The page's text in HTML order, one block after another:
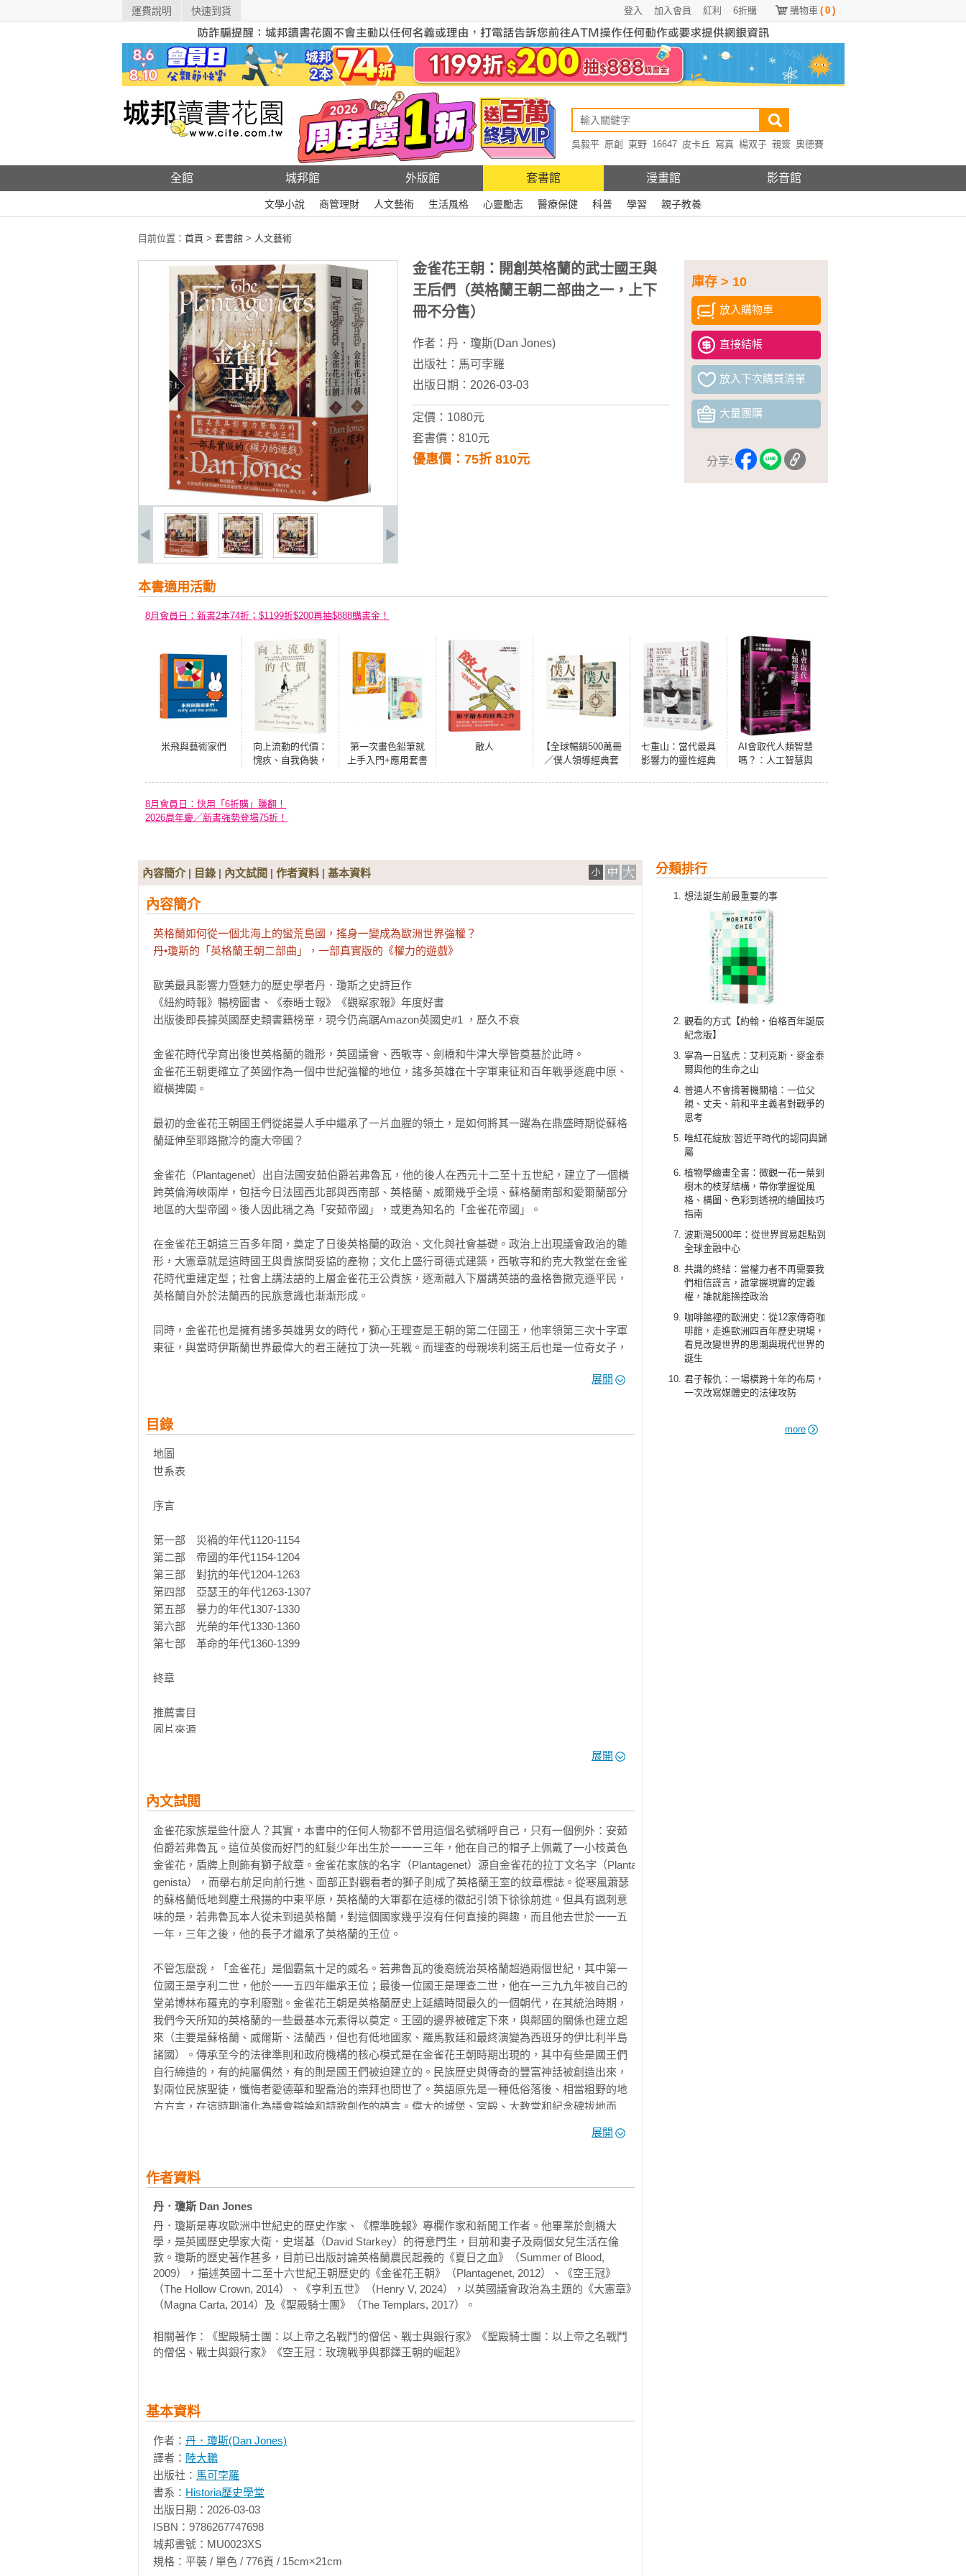
運費說明 快速到貨 購物車 ( 0 )
6折購
紅利
加入會員
登入
吳毅平 原創 東野 16647 皮卡丘 寫真 楊双子 親簽 奧德賽
全館 城邦館 外版館 套書館 漫畫館 影音館
文學小說 商管理財 人文藝術 生活風格 心靈勵志 醫療保健 科普 學習 親子教養
目前位置： 首頁 > 套書館 > 人文藝術
庫存 > 10
放入購物車
直接結帳
放入下次購買清單
大量團購
分享:
金雀花王朝：開創英格蘭的武士國王與
王后們（英格蘭王朝二部曲之一，上下
冊不分售）
作者： 丹．瓊斯(Dan Jones)
出版社： 馬可孛羅
出版日期：2026-03-03
定價：1080元
套書價：810元
優惠價：75折 810元
本書適用活動
8月會員日：新書2本74折；$1199折$200再抽$888購書金！
米飛與藝術家們
向上流動的代價：
愧疚、自我偽裝，
翻身故事沒告訴你
的隱形犧牲
第一次畫色鉛筆就
上手入門+應用套書
敵人
【全球暢銷500萬冊
／僕人領導經典套
七重山：當代最具
影響力的靈性經典
AI會取代人類智慧
嗎？：人工智慧與
8月會員日：快用「6折購」賺翻！
2026周年慶／新書強勢登場75折！
分類排行
想法誕生前最重要的事
觀看的方式【約翰‧伯格百年誕辰
紀念版】
寧為一日猛虎：艾利克斯．麥金泰
爾與他的生命之山
普通人不會揹著機關槍：一位父
親、丈夫、前和平主義者對戰爭的
思考
唯紅花綻放:習近平時代的認同與歸
屬
植物學繪畫全書：微觀一花一葉到
樹木的枝芽結構，帶你掌握從風
格、構圖、色彩到透視的繪圖技巧
指南
波斯灣5000年：從世界貿易起點到
全球金融中心
共識的終結：當權力者不再需要我
們相信謊言，誰掌握現實的定義
權，誰就能操控政治
咖啡館裡的歐洲史：從12家傳奇咖
啡館，走進歐洲四百年歷史現場，
看見改變世界的思潮與現代世界的
誕生
君子報仇：一場橫跨十年的布局，
一次改寫媒體史的法律攻防
more
內容簡介| 目錄 | 內文試閱 | 作者資料 | 基本資料
內容簡介
英格蘭如何從一個北海上的蠻荒島國，搖身一變成為歐洲世界強權？
丹•瓊斯的「英格蘭王朝二部曲」，一部真實版的《權力的遊戲》
歐美最具影響力暨魅力的歷史學者丹．瓊斯之史詩巨作
《紐約時報》暢榜圖書、《泰晤士報》《觀察家報》年度好書
出版後即長據英國歷史類書籍榜單，現今仍高踞Amazon英國史#1 ，歷久不衰
金雀花時代孕育出後世英格蘭的雛形，英國議會、西敏寺、劍橋和牛津大學皆奠基於此時。
金雀花王朝更確立了英國作為一個中世紀強權的地位，諸多英雄在十字軍東征和百年戰爭逐鹿中原、
縱橫捭闔。
最初的金雀花王朝國王們從諾曼人手中繼承了一片血腥的領土，是如何將其一躍為在鼎盛時期從蘇格
蘭延伸至耶路撒冷的龐大帝國？
金雀花（Plantagenet）出自法國安茹伯爵若弗魯瓦，他的後人在西元十二至十五世紀，建立了一個橫
跨英倫海峽兩岸，包括今日法國西北部與西南部、英格蘭、威爾幾乎全境、蘇格蘭南部和愛爾蘭部分
地區的大型帝國。後人因此稱之為「安茹帝國」，或更為知名的「金雀花帝國」。
在金雀花王朝這三百多年間，奠定了日後英格蘭的政治、文化與社會基礎。政治上出現議會政治的雛
形，大憲章就是這時國王與貴族間妥協的產物；文化上盛行哥德式建築，西敏寺和約克大教堂在金雀
花時代重建定型；社會上講法語的上層金雀花王公貴族，逐漸融入下層講英語的盎格魯撒克遜平民，
英格蘭自外於法蘭西的民族意識也漸漸形成。
同時，金雀花也是擁有諸多英雄男女的時代，獅心王理查是王朝的第二任國王，他率領第三次十字軍
東征，與當時伊斯蘭世界最偉大的君王薩拉丁決一死戰。而理查的母親埃利諾王后也是一位奇女子，
段「老鷹被小鷹啄食的故事」。最後是懷抱遠大野心的愛德華三世，他企圖成為「英格蘭與法蘭西之
在這部充滿勇氣、背叛、野心與詭計的史詩敘事中，丹・瓊斯重新喚起了在都鐸王朝之前那個桀驁不
馴的王室。結合最新學術研究與出色的敘事能力，瓊斯生動再現了班諾克本、克雷西與斯勒伊斯等著
名戰役，並揭示被詆譭的愛德華二世與理查二世如何走向滅亡。
這是一個屬於騎士精神與黑死病、聖殿騎士團、議會創建，以及百年戰爭的時代；在這個時代，英格
歷史的發展。
展開
目錄
地圖
世系表
序言
第一部　災禍的年代1120-1154
第二部　帝國的年代1154-1204
第三部　對抗的年代1204-1263
第四部　亞瑟王的年代1263-1307
第五部　暴力的年代1307-1330
第六部　光榮的年代1330-1360
第七部　革命的年代1360-1399
終章
推薦書目
圖片來源
展開
內文試閱
金雀花家族是些什麼人？其實，本書中的任何人物都不曾用這個名號稱呼自己，只有一個例外：安茹
伯爵若弗魯瓦。這位英俊而好鬥的紅髮少年出生於一一一三年，他在自己的帽子上佩戴了一小枝黃色
金雀花，盾牌上則飾有獅子紋章。金雀花家族的名字（Plantagenet）源自金雀花的拉丁文名字（Planta
genista），而舉右前足向前行進、面部正對觀看者的獅子則成了英格蘭王室的紋章標誌。從寒風蕭瑟
的蘇格蘭低地到塵土飛揚的中東平原，英格蘭的大軍都在這樣的徽記引領下徐徐前進。但具有諷刺意
味的是，若弗魯瓦本人從未到過英格蘭，對這個國家幾乎沒有任何直接的興趣，而且他去世於一一五
一年，三年之後，他的長子才繼承了英格蘭的王位。
不管怎麼說，「金雀花」是個霸氣十足的威名。若弗魯瓦的後裔統治英格蘭超過兩個世紀，其中第一
位國王是亨利二世，他於一一五四年繼承王位；最後一位國王是理查二世，他在一三九九年被自己的
堂弟博林布羅克的亨利廢黜。金雀花王朝是英格蘭歷史上延續時間最久的一個朝代，在其統治時期，
我們今天所知的英格蘭的一些最基本元素得以奠定。王國的邊界被確定下來，與鄰國的關係也建立起
來（主要是蘇格蘭、威爾斯、法蘭西，但也有低地國家、羅馬教廷和最終演變為西班牙的伊比利半島
諸國）。傳承至今的法律準則和政府機構的核心模式是在金雀花王朝時期出現的，其中有些是國王們
自行締造的，有的純屬偶然，有的則是國王們被迫建立的。民族歷史與傳奇的豐富神話被創造出來，
對兩位民族聖徒，懺悔者愛德華和聖喬治的崇拜也問世了。英語原先是一種低俗落後、相當粗野的地
方方言，在這時期演化為議會辯論和詩歌創作的語言。偉大的城堡、宮殿、大教堂和紀念碑拔地而
所，身後留下傳奇。還有一些惡棍的名字在歷史的書卷中迴響，其中一些惡棍還戴著王冠。歐洲歷史
溫奇爾西戰役、克雷西戰役和普瓦捷戰役。從諾曼時代到十五世紀初期，軍事策略發生了革命性轉
格蘭軍隊擁有勇猛無畏的武士和致命的騎馬弓箭手，因此能夠橫掃歐洲。到金雀花王朝末期，英格蘭
人已經開始探索在開闊海域廝殺的藝術。海戰戰術的發展落後於陸戰，但到了十四世紀中葉，英格蘭
海軍已經初具雛形，足以保衛海岸和襲擊敵船。無可爭議的是，在金雀花王朝的年代，發生了許多野
蠻、暴虐、殘酷和愚蠢的事情，但到本書結尾的一三九九年，這個在一○六六年被諾曼地的私生子威廉
征服的寒冷島國，已經演變為基督教世界中最成熟、最重要的王國之一。它的核心便是王室的權力和
威儀。
這就是本書描述的歷史進程。但本書也致力於娛樂讀者。這是一部敘述史，講述了英格蘭的一些最偉
大故事，包括史蒂芬和瑪蒂妲對抗的內戰；亨利二世的騎士們謀殺湯瑪斯．貝克特；一一七三至一一
一三二七年的悲慘退位；愛德華三世挑起百年戰爭，在這場戰爭中與他的兒子黑太子並肩作戰，俘虜
了法蘭西國王，後來又設立嘉德勳位，以慶祝英格蘭新的軍事主宰地位；黑死病的肆虐；一三八一年
農民叛亂中理查二世勇敢地直接面對瓦特．泰勒的叛亂軍，隨後是理查二世的暴政和最終垮台。這些
故事本身令人血脈賁張，但也是歷史正典的一部分。即便是在二十一世紀的文化紊亂中，這些故事仍
然能夠為做為一個國家和一個民族的英格蘭下定義。金雀花王朝的歷代君王不僅將英格蘭締造為一個
政治、行政和軍事實體，還發明了「英格蘭」的概念，這個概念在今天和在過去一樣重要。
這是一本很長的書，原本或許還可以寫得更長。為了方便閱讀，我將全書分為七部。第一部「災禍的
年代」講述的是諾曼王朝末年英格蘭的悲慘狀況。諾曼王朝從征服者威廉開始，然後是他的兩個兒子
展開
作者資料
丹．瓊斯 Dan Jones
丹．瓊斯是專攻歐洲中世紀史的歷史作家、《標準晚報》專欄作家和新聞工作者。他畢業於劍橋大
學，是英國歷史學家大衛．史塔基（David Starkey）的得意門生，目前和妻子及兩個女兒生活在倫
敦。瓊斯的歷史著作甚多，目前已出版討論英格蘭農民起義的《夏日之血》（Summer of Blood,
2009），描述英國十二至十六世紀王朝歷史的《金雀花王朝》（Plantagenet, 2012）、《空王冠》
（The Hollow Crown, 2014）、《亨利五世》（Henry V, 2024），以英國議會政治為主題的《大憲章》
（Magna Carta, 2014）及《聖殿騎士團》（The Templars, 2017）。
相關著作：《聖殿騎士團：以上帝之名戰鬥的僧侶、戰士與銀行家》《聖殿騎士團：以上帝之名戰鬥
的僧侶、戰士與銀行家》《空王冠：玫瑰戰爭與都鐸王朝的崛起》
基本資料
作者： 丹．瓊斯(Dan Jones)
譯者： 陸大鵬
出版社： 馬可孛羅
書系： Historia歷史學堂
出版日期：2026-03-03
ISBN：9786267747698
城邦書號：MU0023XS
規格：平裝 / 單色 / 776頁 / 15cm×21cm